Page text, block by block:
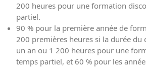
200 heures pour une formation
partiel.
90 % pour la première année de
200 premières heures si la durée du
un an ou 1 200 heures pour une
temps partiel, et 60 % pour les